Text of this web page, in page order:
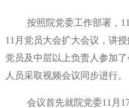
按照院党委工作部署，
11月党员大会扩大会议，讲
党员及中层以上负责人参加
人员采取视频会议同步进行。
会议首先就院党委11月